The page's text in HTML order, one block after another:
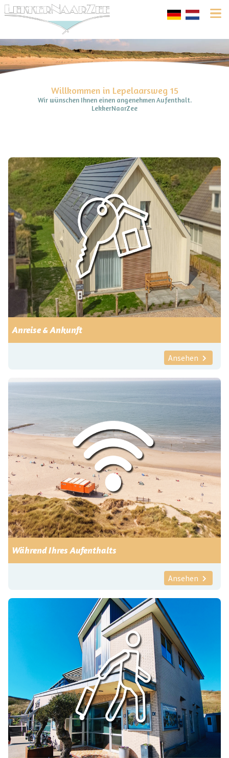
Willkommen in Lepelaarsweg 15
Wir wünschen Ihnen einen angenehmen Aufenthalt.
LekkerNaarZee
Anreise & Ankunft
Ansehen
Während Ihres Aufenthalts
Ansehen